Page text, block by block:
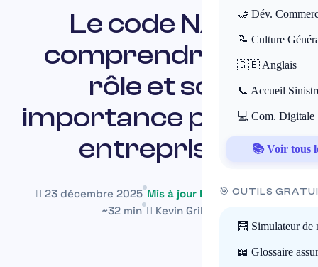
🤝 Dév.
📝 Culture
🇬🇧 Anglais
📞 Accueil
💻 Com. Digitale
📚 Voir tous
🎯 OUTILS
🧮 Simulateur de
📖 Glossaire
Le code NAF :
comprendre son
rôle et son
importance pour les
entreprises
23 décembre 2025 Mis à jour le 6 juillet 2026
~32 min
Kevin Grillot